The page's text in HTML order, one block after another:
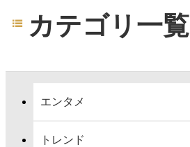
カテゴリ一覧
エンタメ
トレンド